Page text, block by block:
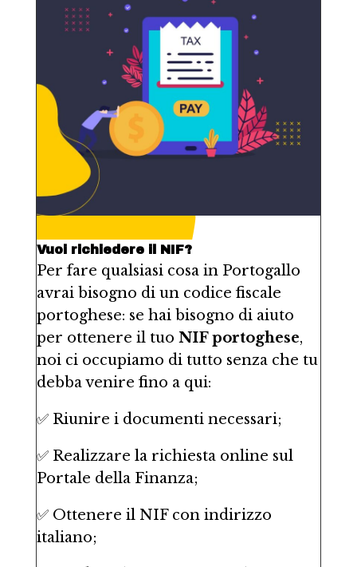
Vuoi richiedere il NIF?
Per fare qualsiasi cosa in Portogallo
avrai bisogno di un codice fiscale
portoghese: se hai bisogno di aiuto
per ottenere il tuo NIF portoghese,
noi ci occupiamo di tutto senza che tu
debba venire fino a qui:
✅ Riunire i documenti necessari;
✅ Realizzare la richiesta online sul
Portale della Finanza;
✅ Ottenere il NIF con indirizzo
italiano;